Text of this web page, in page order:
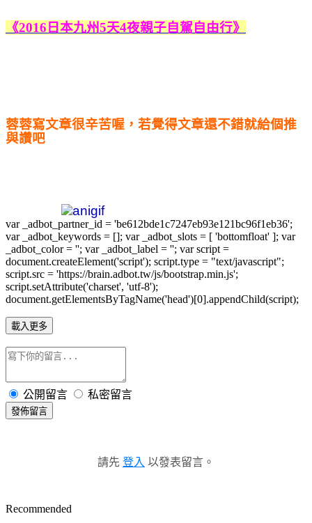
《2016日本九州5天4夜親子自駕自由行》
蓉蓉寫文章很辛苦喔，若覺得文章還不錯就給個推
與讚吧
var _adbot_partner_id = 'be612bde1c7247eb93e121bc96f1eb36';
var _adbot_keywords = []; var _adbot_slots = [ 'bottomfloat' ]; var
_adbot_color = ''; var _adbot_label = ''; var script =
document.createElement('script'); script.type = "text/javascript";
script.src = 'https://brain.adbot.tw/js/bootstrap.min.js';
script.setAttribute('charset', 'utf-8');
document.getElementsByTagName('head')[0].appendChild(script);
載入更多
公開留言 私密留言
發佈留言
請先 登入 以發表留言。
Recommended